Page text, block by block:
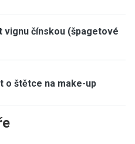
vignu čínskou (špagetové
o štětce na make-up